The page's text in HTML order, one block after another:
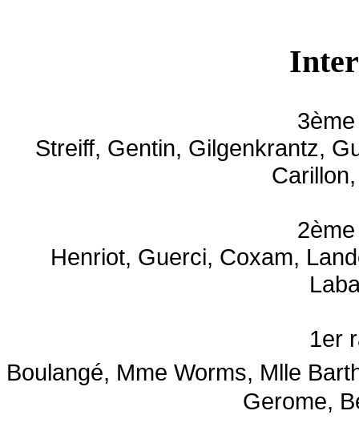
Streiff, Gentin, Gilgenkrantz,
Henriot, Guerci, Coxam,
1er
Boulangé, Mme Worms, Mlle
Gerome,